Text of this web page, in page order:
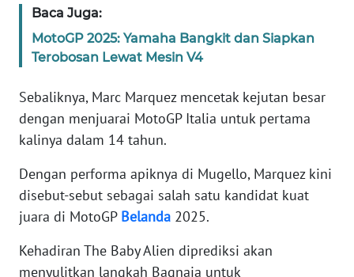
Baca Juga:
MotoGP 2025: Yamaha Bangkit dan Siapkan
Terobosan Lewat Mesin V4
Sebaliknya, Marc Marquez mencetak kejutan besar
dengan menjuarai MotoGP Italia untuk pertama
kalinya dalam 14 tahun.
Dengan performa apiknya di Mugello, Marquez kini
disebut-sebut sebagai salah satu kandidat kuat
juara di MotoGP Belanda 2025.
Kehadiran The Baby Alien diprediksi akan
menyulitkan langkah Bagnaia untuk
Wahana
WN
SUMUT
WN
JAKARTA
JABAR